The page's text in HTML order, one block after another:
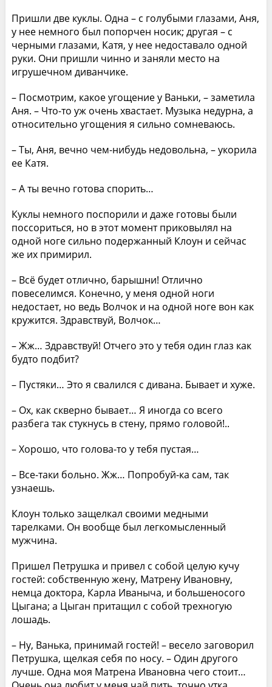
Пришли две куклы. Одна – с голубыми глазами, Аня,
у нее немного был попорчен носик; другая – с
черными глазами, Катя, у нее недоставало одной
руки. Они пришли чинно и заняли место на
игрушечном диванчике.
– Посмотрим, какое угощение у Ваньки, – заметила
Аня. – Что-то уж очень хвастает. Музыка недурна, а
относительно угощения я сильно сомневаюсь.
– Ты, Аня, вечно чем-нибудь недовольна, – укорила
ее Катя.
– А ты вечно готова спорить…
Куклы немного поспорили и даже готовы были
поссориться, но в этот момент приковылял на
одной ноге сильно подержанный Клоун и сейчас
же их примирил.
– Всё будет отлично, барышни! Отлично
повеселимся. Конечно, у меня одной ноги
недостает, но ведь Волчок и на одной ноге вон как
кружится. Здравствуй, Волчок…
– Жж… Здравствуй! Отчего это у тебя один глаз как
будто подбит?
– Пустяки… Это я свалился с дивана. Бывает и хуже.
– Ох, как скверно бывает… Я иногда со всего
разбега так стукнусь в стену, прямо головой!..
– Хорошо, что голова-то у тебя пустая…
– Все-таки больно. Жж… Попробуй-ка сам, так
узнаешь.
Клоун только защелкал своими медными
тарелками. Он вообще был легкомысленный
мужчина.
Пришел Петрушка и привел с собой целую кучу
гостей: собственную жену, Матрену Ивановну,
немца доктора, Карла Иваныча, и большеносого
Цыгана; а Цыган притащил с собой трехногую
лошадь.
– Ну, Ванька, принимай гостей! – весело заговорил
Петрушка, щелкая себя по носу. – Один другого
лучше. Одна моя Матрена Ивановна чего стоит…